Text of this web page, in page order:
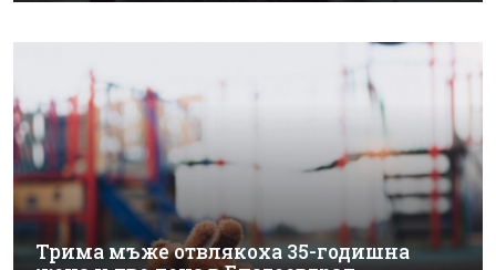
Трима мъже отвлякоха 35-годишна